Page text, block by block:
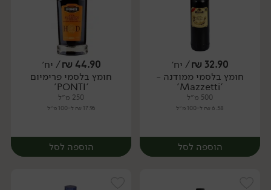
יח׳ יח׳
32.90
₪/ יח׳
חומץ בלסמי ממודנה -
'Mazzetti'
500 מ״ל
6.58 ₪ ל-100 מ״ל
הוספה לסל
44.90
₪/ יח׳
חומץ בלסמי פרימיום
'PONTI'
250 מ״ל
17.96 ₪ ל-100 מ״ל
הוספה לסל